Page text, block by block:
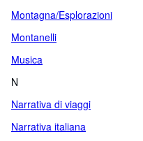
Montagna/Esplorazioni
Montanelli
Musica
N
Narrativa di viaggi
Narrativa italiana